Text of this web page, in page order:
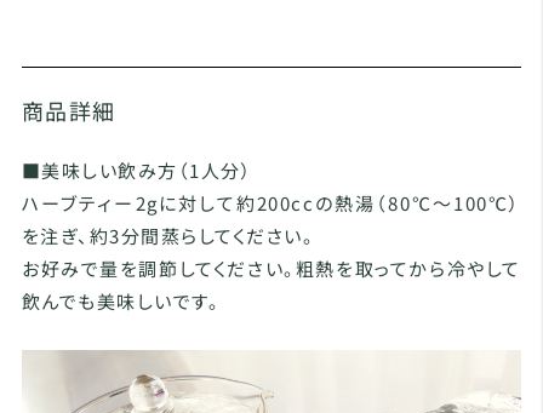
商品詳細
■美味しい飲み方（1人分）
ハーブティー2gに対して約200ccの熱湯（80℃～100℃）
を注ぎ、約3分間蒸らしてください。
お好みで量を調節してください。粗熱を取ってから冷やして
飲んでも美味しいです。